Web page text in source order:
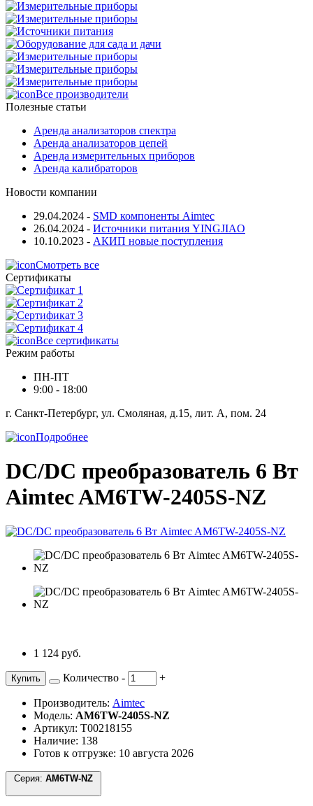
Все производители
Полезные статьи
Аренда анализаторов спектра
Аренда анализаторов цепей
Аренда измерительных приборов
Аренда калибраторов
Новости компании
29.04.2024 - SMD компоненты Aimtec
26.04.2024 - Источники питания YINGJIAO
10.10.2023 - АКИП новые поступления
Смотреть все
Сертификаты
Все сертификаты
Режим работы
ПН-ПТ
9:00 - 18:00
г. Санкт-Петербург, ул. Смоляная, д.15, лит. А, пом. 24
Подробнее
DC/DC преобразователь 6 Вт
Aimtec AM6TW-2405S-NZ
1 124 руб.
Купить Количество - +
Производитель: Aimtec
Модель: AM6TW-2405S-NZ
Артикул: Т00218155
Наличие: 138
Готов к отгрузке: 10 августа 2026
Серия: